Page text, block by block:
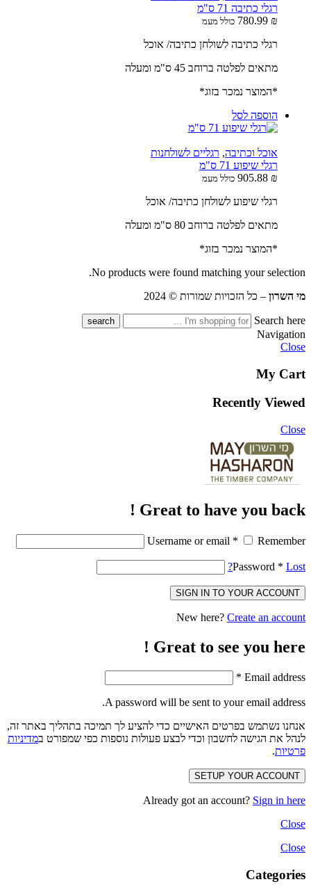
רגלי כתיבה 71 ס"מ
780.99 ₪ כולל מעמ
רגלי כתיבה לשולחן כתיבה/ אוכל
מתאים לפלטה ברוחב 45 ס"מ ומעלה
*המוצר נמכר בזוג*
הוספה לסל
אוכל וכתיבה, רגליים לשולחנות
רגלי שיפוע 71 ס"מ
905.88 ₪ כולל מעמ
רגלי שיפוע לשולחן כתיבה/ אוכל
מתאים לפלטה ברוחב 80 ס"מ ומעלה
*המוצר נמכר בזוג*
No products were found matching your selection.
מי השרון – כל הזכויות שמורות © 2024
Search here
Navigation
Close
My Cart
Recently Viewed
Close
Great to have you back !
Username or email * Remember
Password * Lost?
SIGN IN TO YOUR ACCOUNT
New here? Create an account
Great to see you here !
Email address
*
A password will be sent to your email address.
אנחנו נשתמש בפרטים האישיים כדי להציע לך תמיכה בתהליך באתר זה,
לנהל את הגישה לחשבון וכדי לבצע פעולות נוספות כפי שמפורט במדיניות
פרטיות.
SETUP YOUR ACCOUNT
Already got an account? Sign in here
Close
Close
Categories